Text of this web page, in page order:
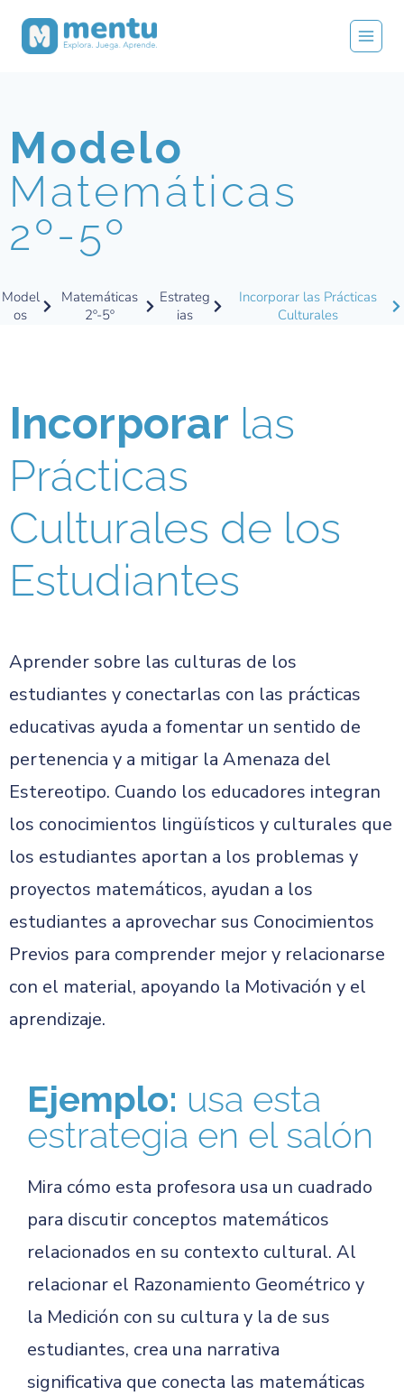
Modelo
Matemáticas
2º-5º
Model
os
Matemáticas
2º-5º
Estrateg
ias
Incorporar las Prácticas
Culturales
Incorporar las
Prácticas
Culturales de los
Estudiantes
Aprender sobre las culturas de los
estudiantes y conectarlas con las prácticas
educativas ayuda a fomentar un sentido de
pertenencia y a mitigar la Amenaza del
Estereotipo. Cuando los educadores integran
los conocimientos lingüísticos y culturales que
los estudiantes aportan a los problemas y
proyectos matemáticos, ayudan a los
estudiantes a aprovechar sus Conocimientos
Previos para comprender mejor y relacionarse
con el material, apoyando la Motivación y el
aprendizaje.
Ejemplo: usa esta
estrategia en el salón
Mira cómo esta profesora usa un cuadrado
para discutir conceptos matemáticos
relacionados en su contexto cultural. Al
relacionar el Razonamiento Geométrico y
la Medición con su cultura y la de sus
estudiantes, crea una narrativa
significativa que conecta las matemáticas